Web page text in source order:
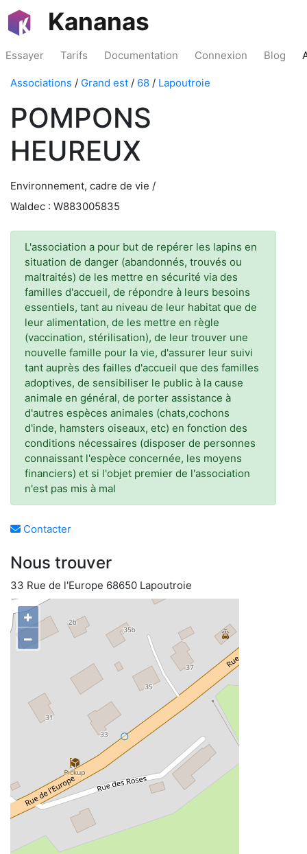
Kananas
Essayer Tarifs Documentation Connexion Blog
Associations / Grand est / 68 / Lapoutroie
POMPONS
HEUREUX
Environnement, cadre de vie /
Waldec : W883005835
L'association a pour but de repérer les lapins en
situation de danger (abandonnés, trouvés ou
maltraités) de les mettre en sécurité via des
familles d'accueil, de répondre à leurs besoins
essentiels, tant au niveau de leur habitat que de
leur alimentation, de les mettre en règle
(vaccination, stérilisation), de leur trouver une
nouvelle famille pour la vie, d'assurer leur suivi
tant auprès des failles d'accueil que des familles
adoptives, de sensibiliser le public à la cause
animale en général, de porter assistance à
d'autres espèces animales (chats,cochons
d'inde, hamsters oiseaux, etc) en fonction des
conditions nécessaires (disposer de personnes
connaissant l'espèce concernée, les moyens
financiers) et si l'objet premier de l'association
n'est pas mis à mal
Contacter
Nous trouver
33 Rue de l'Europe 68650 Lapoutroie
+
−